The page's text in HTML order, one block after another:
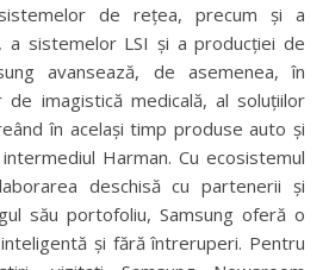
de rețea, precum și a
a sistemelor LSI și a producției de
avansează, de asemenea, în
de imagistică medicală, al soluțiilor
în același timp produse auto și
Harman. Cu ecosistemul
deschisă cu partenerii și
său portofoliu, Samsung oferă o
și fără întreruperi. Pentru